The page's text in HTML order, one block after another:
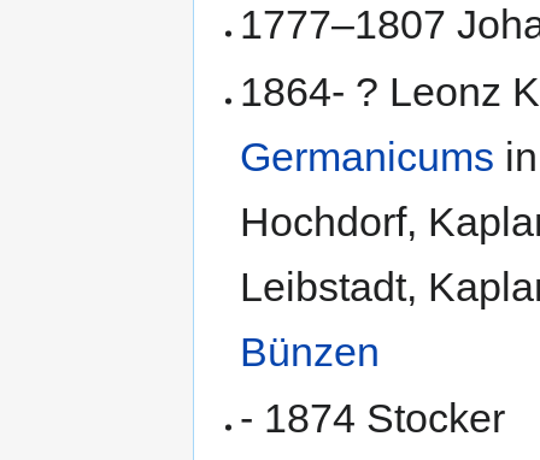
1777–1807
1864- ? Leonz
Germanicums
Hochdorf,
Leibstadt,
Bünzen
- 1874 Stocker